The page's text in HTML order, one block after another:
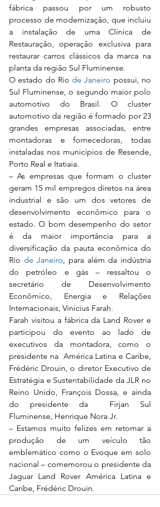
fábrica passou por um robusto
processo de modernização, que incluiu
a instalação de uma Clínica de
Restauração, operação exclusiva para
restaurar carros clássicos da marca na
planta da região Sul Fluminense.
O estado do Rio de Janeiro possui, no
Sul Fluminense, o segundo maior polo
automotivo do Brasil. O cluster
automotivo da região é formado por 23
grandes empresas associadas, entre
montadoras e fornecedoras, todas
instaladas nos municípios de Resende,
Porto Real e Itatiaia.
– As empresas que formam o cluster
geram 15 mil empregos diretos na área
industrial e são um dos vetores de
desenvolvimento econômico para o
estado. O bom desempenho do setor
é da maior importância para a
diversificação da pauta econômica do
Rio de Janeiro , para além da indústria
do petróleo e gás – ressaltou o
secretário de Desenvolvimento
Econômico, Energia e Relações
Internacionais, Vinicius Farah.
Farah visitou a fábrica da Land Rover e
participou do evento ao lado de
executivos da montadora, como o
presidente na  América Latina e Caribe,
Frédéric Drouin, o diretor Executivo de
Estratégia e Sustentabilidade da JLR no
Reino Unido, François Dossa, e ainda
do presidente da  Firjan Sul
Fluminense, Henrique Nora Jr.
– Estamos muito felizes em retomar a
produção de um veículo tão
emblemático como o Evoque em solo
nacional – comemorou o presidente da
Jaguar Land Rover América Latina e
Caribe, Frédéric Drouin.